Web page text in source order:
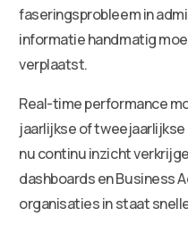
faseringsprobleem in
informatie handmatig
verplaatst.
Real-time performance
jaarlijkse of
nu continu inzicht
dashboards en Business
organisaties in staat